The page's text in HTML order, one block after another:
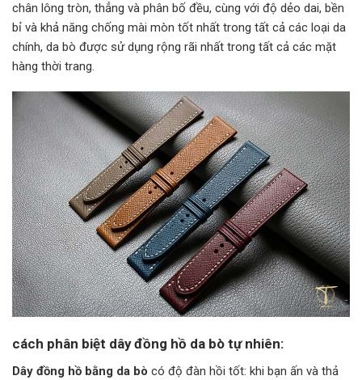
chân lông tròn, thẳng và phân bố đều, cùng với độ dẻo dai, bền
bỉ và khả năng chống mài mòn tốt nhất trong tất cả các loại da
chính, da bò được sử dụng rộng rãi nhất trong tất cả các mặt
hàng thời trang.
cách phân biệt dây đồng hồ da bò tự nhiên:
Dây đồng hồ bằng da bò có độ đàn hồi tốt: khi bạn ấn và thả